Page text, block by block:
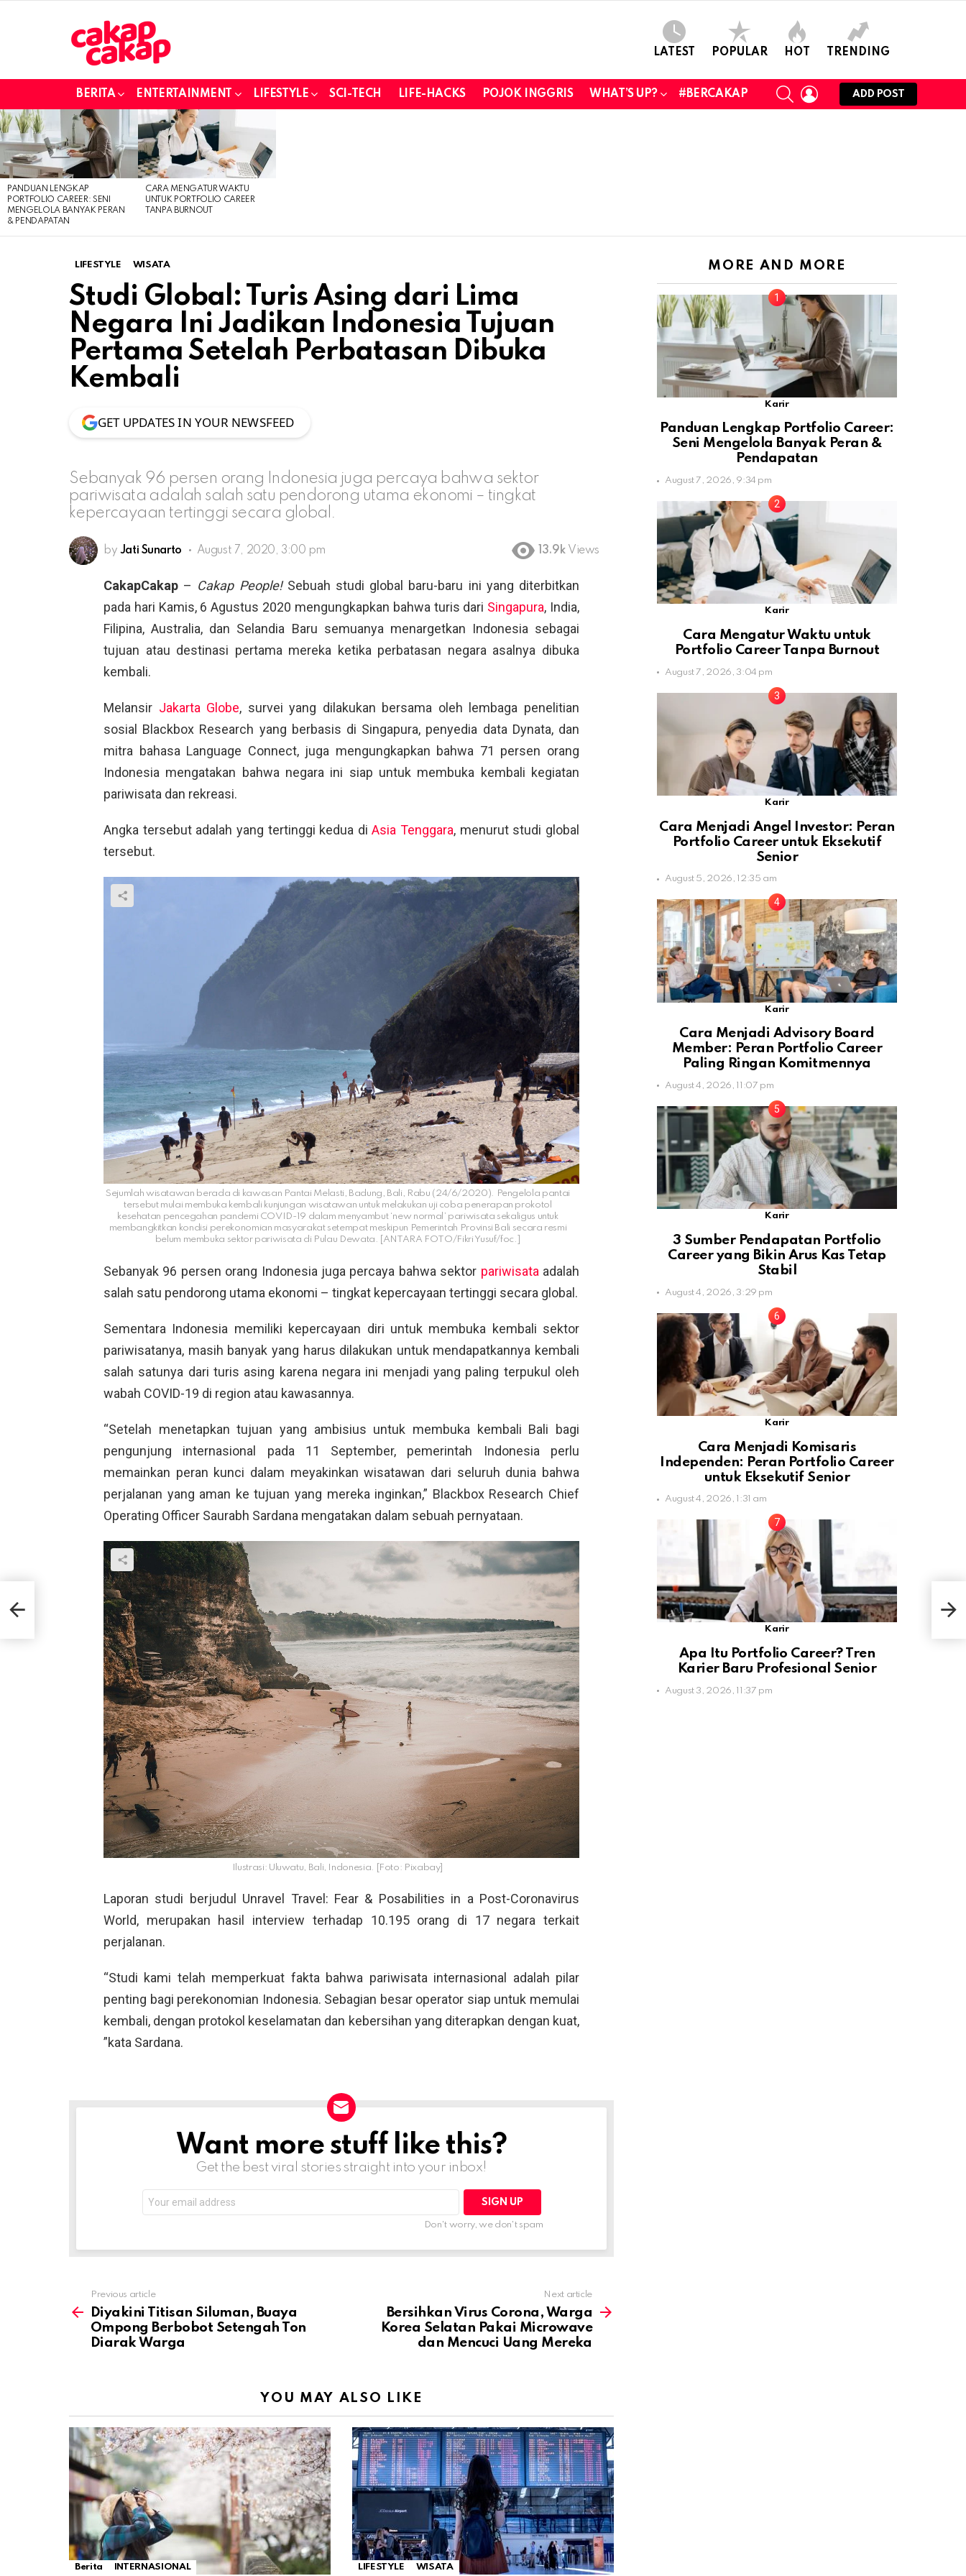
LATEST POPULAR HOT TRENDING
BERITA ENTERTAINMENT LIFESTYLE SCI-TECH LIFE-HACKS POJOK INGGRIS WHAT’S UP? #BERCAKAP
SEARCHLOGIN
ADD POST
LATEST
STORIES
PANDUAN LENGKAP
PORTFOLIO CAREER: SENI
MENGELOLA BANYAK PERAN
& PENDAPATAN
CARA MENGATUR WAKTU
UNTUK PORTFOLIO CAREER
TANPA BURNOUT
LIFESTYLE WISATA
Studi Global: Turis Asing dari Lima
Negara Ini Jadikan Indonesia Tujuan
Pertama Setelah Perbatasan Dibuka
Kembali
GET UPDATES IN YOUR NEWSFEED
Sebanyak 96 persen orang Indonesia juga percaya bahwa sektor
pariwisata adalah salah satu pendorong utama ekonomi – tingkat
kepercayaan tertinggi secara global.
by Jati Sunarto August 7, 2020, 3:00 pm 13.9k Views
CakapCakap – Cakap People!Sebuah studi global baru-baru ini yang diterbitkan
pada hari Kamis, 6 Agustus 2020 mengungkapkan bahwa turis dari Singapura, India,
Filipina, Australia, dan Selandia Baru semuanya menargetkan Indonesia sebagai
tujuan atau destinasi pertama mereka ketika perbatasan negara asalnya dibuka
kembali.
Melansir Jakarta Globe, survei yang dilakukan bersama oleh lembaga penelitian
sosial Blackbox Research yang berbasis di Singapura, penyedia data Dynata, dan
mitra bahasa Language Connect, juga mengungkapkan bahwa 71 persen orang
Indonesia mengatakan bahwa negara ini siap untuk membuka kembali kegiatan
pariwisata dan rekreasi.
Angka tersebut adalah yang tertinggi kedua diAsia Tenggara, menurut studi global
tersebut.
Sejumlah wisatawan berada di kawasan Pantai Melasti, Badung, Bali, Rabu (24/6/2020). Pengelola pantai
tersebut mulai membuka kembali kunjungan wisatawan untuk melakukan uji coba penerapan prokotol
kesehatan pencegahan pandemi COVID-19 dalam menyambut ‘new normal’ pariwisata sekaligus untuk
membangkitkan kondisi perekonomian masyarakat setempat meskipun Pemerintah Provinsi Bali secara resmi
belum membuka sektor pariwisata di Pulau Dewata. [ANTARA FOTO/Fikri Yusuf/foc.]
Sebanyak 96 persen orang Indonesia juga percaya bahwa sektor pariwisata adalah
salah satu pendorong utama ekonomi – tingkat kepercayaan tertinggi secara global.
Sementara Indonesia memiliki kepercayaan diri untuk membuka kembali sektor
pariwisatanya, masih banyak yang harus dilakukan untuk mendapatkannya kembali
salah satunya dari turis asing karena negara ini menjadi yang paling terpukul oleh
wabah COVID-19 di region atau kawasannya.
“Setelah menetapkan tujuan yang ambisius untuk membuka kembali Bali bagi
pengunjung internasional pada 11 September, pemerintah Indonesia perlu
memainkan peran kunci dalam meyakinkan wisatawan dari seluruh dunia bahwa
perjalanan yang aman ke tujuan yang mereka inginkan,” Blackbox Research Chief
Operating Officer Saurabh Sardana mengatakan dalam sebuah pernyataan.
Ilustrasi: Uluwatu, Bali, Indonesia. [Foto: Pixabay]
Laporan studi berjudul Unravel Travel: Fear & Posabilities in a Post-Coronavirus
World, merupakan hasil interview terhadap 10.195 orang di 17 negara terkait
perjalanan.
“Studi kami telah memperkuat fakta bahwa pariwisata internasional adalah pilar
penting bagi perekonomian Indonesia. Sebagian besar operator siap untuk memulai
kembali, dengan protokol keselamatan dan kebersihan yang diterapkan dengan kuat,
”kata Sardana.
NEWSLETTERWant more stuff like this?
Get the best viral stories straight into your inbox!
address:
Don't worry, we don't spam
more
Previous article
Diyakini Titisan Siluman, Buaya
Ompong Berbobot Setengah Ton
Diarak Warga
Next article
Bersihkan Virus Corona, Warga
Korea Selatan Pakai Microwave
dan Mencuci Uang Mereka
YOU MAY ALSO LIKE
Berita INTERNASIONAL LIFESTYLE WISATA
MORE AND MORE
Karir
Panduan Lengkap Portfolio Career:
Seni Mengelola Banyak Peran &
Pendapatan
August 7, 2026, 9:34 pm
Karir
Cara Mengatur Waktu untuk
Portfolio Career Tanpa Burnout
August 7, 2026, 3:04 pm
Karir
Cara Menjadi Angel Investor: Peran
Portfolio Career untuk Eksekutif
Senior
August 5, 2026, 12:35 am
Karir
Cara Menjadi Advisory Board
Member: Peran Portfolio Career
Paling Ringan Komitmennya
August 4, 2026, 11:07 pm
Karir
3 Sumber Pendapatan Portfolio
Career yang Bikin Arus Kas Tetap
Stabil
August 4, 2026, 3:29 pm
Karir
Cara Menjadi Komisaris
Independen: Peran Portfolio Career
untuk Eksekutif Senior
August 4, 2026, 1:31 am
Karir
Apa Itu Portfolio Career? Tren
Karier Baru Profesional Senior
August 3, 2026, 11:37 pm